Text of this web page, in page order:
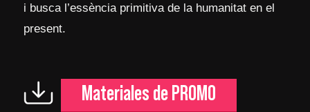
i busca l’essència primitiva de la humanitat en el
present.
Materiales de PROMO